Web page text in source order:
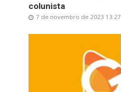
colunista
7 de novembro de 2023 13:27